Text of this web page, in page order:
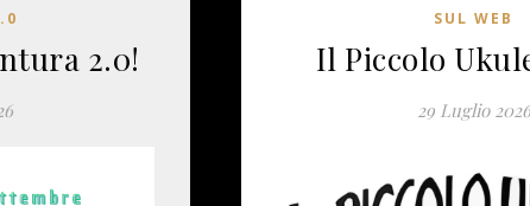
2.0!
SUL WEB
Il Piccolo
29 Luglio 2026